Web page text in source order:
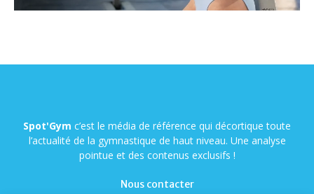
Spot'Gym c’est le média de référence qui décortique toute
l’actualité de la gymnastique de haut niveau. Une analyse
pointue et des contenus exclusifs !
Nous contacter